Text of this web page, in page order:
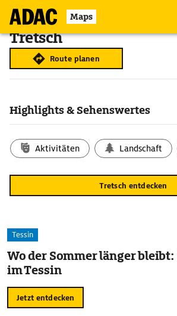
Maps
Tretsch
Route planen
Highlights & Sehenswertes
Aktivitäten Landschaft
Tretsch entdecken
Tessin
Wo der Sommer länger
im Tessin
Jetzt entdecken